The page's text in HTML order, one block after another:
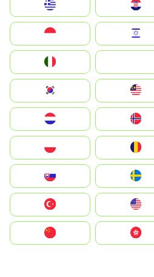
Magyarország
South Korea
United States
中國香港特別行政區